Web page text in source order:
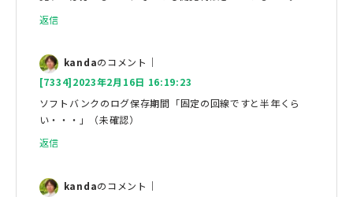
返信
kandaのコメント｜
[7334]2023年2月16日 16:19:23
ソフトバンクのログ保存期間「固定の回線ですと半年くら
い・・・」（未確認）
返信
kandaのコメント｜